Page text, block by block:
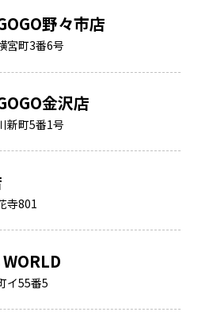
HOME
野々市店
宮町3番6号
金沢店
新町5番1号
寺801
イ55番5